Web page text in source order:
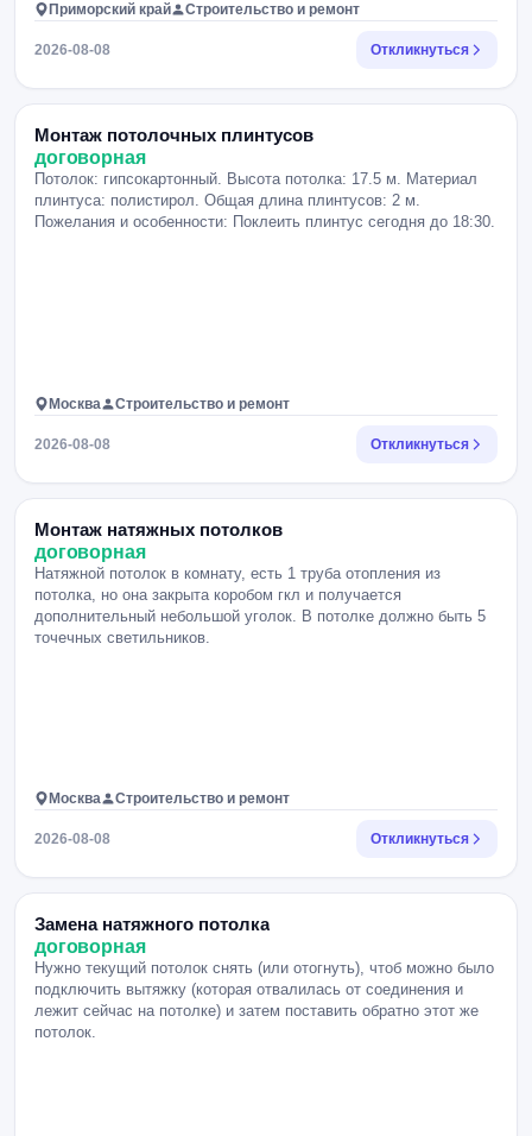
Приморский край Строительство и ремонт
2026-08-08 Откликнуться
Монтаж потолочных плинтусов
договорная
Потолок: гипсокартонный. Высота потолка: 17.5 м. Материал
плинтуса: полистирол. Общая длина плинтусов: 2 м.
Пожелания и особенности: Поклеить плинтус сегодня до 18:30.
Москва Строительство и ремонт
2026-08-08 Откликнуться
Монтаж натяжных потолков
договорная
Натяжной потолок в комнату, есть 1 труба отопления из
потолка, но она закрыта коробом гкл и получается
дополнительный небольшой уголок. В потолке должно быть 5
точечных светильников.
Москва Строительство и ремонт
2026-08-08 Откликнуться
Замена натяжного потолка
договорная
Нужно текущий потолок снять (или отогнуть), чтоб можно было
подключить вытяжку (которая отвалилась от соединения и
лежит сейчас на потолке) и затем поставить обратно этот же
потолок.